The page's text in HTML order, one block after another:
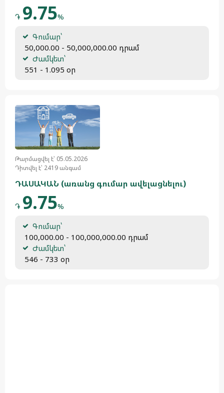
֏ 9.75%
Գումար՝
50,000.00 - 50,000,000.00 դրամ
Ժամկետ՝
551 - 1.095 օր
Թարմացվել է՝ 05.05.2026
Դիտվել է՝ 2419 անգամ
ԴԱՍԱԿԱՆ (առանց գումար ավելացնելու)
֏ 9.75%
Գումար՝
100,000.00 - 100,000,000.00 դրամ
Ժամկետ՝
546 - 733 օր